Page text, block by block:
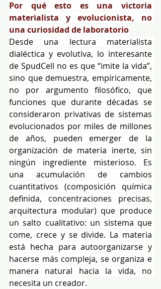
Por qué esto es una victoria
materialista y evolucionista, no
una curiosidad de laboratorio
Desde una lectura materialista
dialéctica y evolutiva, lo interesante
de SpudCell no es que “imite la vida”,
sino que demuestra, empíricamente,
no por argumento filosófico, que
funciones que durante décadas se
consideraron privativas de sistemas
evolucionados por miles de millones
de años, pueden emerger de la
organización de materia inerte, sin
ningún ingrediente misterioso. Es
una acumulación de cambios
cuantitativos (composición química
definida, concentraciones precisas,
arquitectura modular) que produce
un salto cualitativo: un sistema que
come, crece y se divide. La materia
está hecha para autoorganizarse y
hacerse más compleja, se organiza e
manera natural hacia la vida, no
necesita un creador.